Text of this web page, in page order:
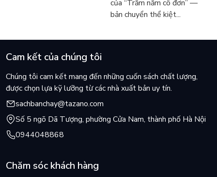
cuối cùng cũng phá sản" để xem Tần Mãn sẽ theo đuổi lại em
khoá dưới của anh ấy như thế nào nhé!
Với cách xây dựng nhân vật thú vị cùng cốt truyện vô cùng dễ
thương, hấp dẫn, tác giả Tương Tử Bối sẽ mang đến cho bạn
một câu chuyện tình đủ vị, trọn vẹn, khó quên.
Cùng đón đọc tập 3 của “Kẻ thù không đội trời chung của tôi
cuối cùng cũng phá sản" để xem Tần Mãn sẽ theo đuổi lại em
khoá dưới của anh ấy như thế nào nhé!
của “Trăm năm cô đơn” —
bản chuyển thể kiệt...
Cam kết của chúng tôi
Chúng tôi cam kết mang đến những cuốn sách chất lượng,
được chọn lựa kỹ lưỡng từ các nhà xuất bản uy tín.
sachbanchay@tazano.com
Số 5 ngõ Dã Tượng, phường Cửa Nam, thành phố Hà Nội
0944048868
Chăm sóc khách hàng